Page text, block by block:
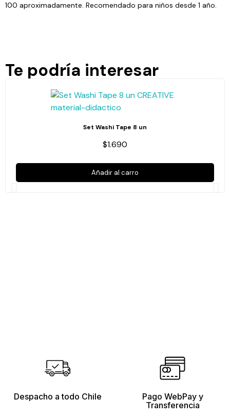
100 aproximadamente. Recomendado para niños desde 1 año.
Te podría interesar
Set Washi Tape 8 un
$1.690
Añadir al carro
Despacho a todo Chile
Pago WebPay y
Transferencia